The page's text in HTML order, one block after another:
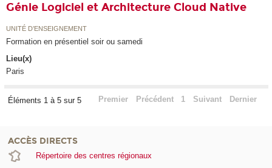
Génie Logiciel et Architecture Cloud Native
UNITÉ D’ENSEIGNEMENT
Formation en présentiel soir ou samedi
Lieu(x)
Paris
Éléments 1 à 5 sur 5 Premier Précédent 1 Suivant Dernier
ACCÈS DIRECTS
Répertoire des centres régionaux